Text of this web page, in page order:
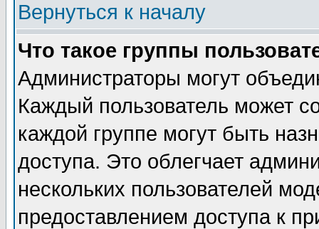
Вернуться к началу
Что такое группы
Администраторы могут
Каждый пользователь может
каждой группе могут быть
доступа. Это облегчает
нескольких пользователей
предоставлением доступа к